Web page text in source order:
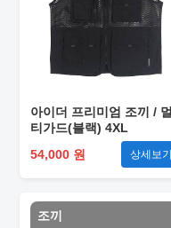
아이더 프리미엄 조끼 / 멀
티가드(블랙) 4XL
54,000 원
상세보기
조끼